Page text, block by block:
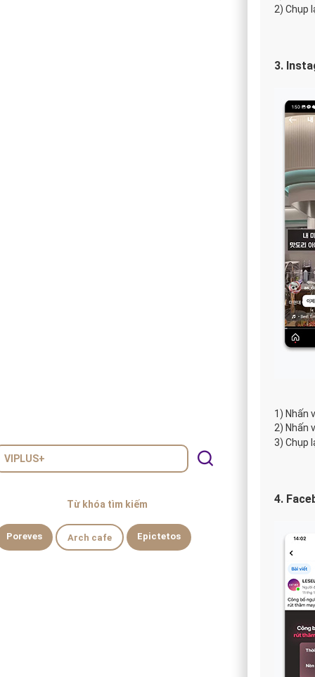
2) Chụp
3.
1) Nhấn
2) Nhấn
3) Chụp
4.
Từ khóa tìm kiếm
Poreves Arch cafe Epictetos